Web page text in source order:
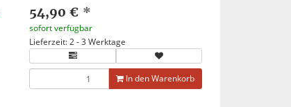
54,90 € *
sofort verfügbar
Lieferzeit: 2 - 3 Werktage
In den Warenkorb